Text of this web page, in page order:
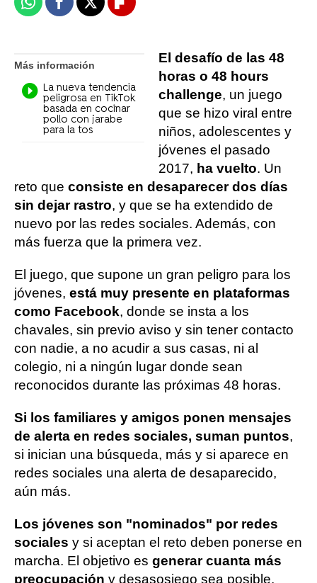
WhatsappFacebook
X Flipboard
Más información
La nueva tendencia
peligrosa en TikTok
basada en cocinar
pollo con jarabe
para la tos
El desafío de las 48
horas o 48 hours
challenge, un juego
que se hizo viral entre
niños, adolescentes y
jóvenes el pasado
2017, ha vuelto. Un
reto que consiste en desaparecer dos días
sin dejar rastro, y que se ha extendido de
nuevo por las redes sociales. Además, con
más fuerza que la primera vez.
El juego, que supone un gran peligro para los
jóvenes, está muy presente en plataformas
como Facebook, donde se insta a los
chavales, sin previo aviso y sin tener contacto
con nadie, a no acudir a sus casas, ni al
colegio, ni a ningún lugar donde sean
reconocidos durante las próximas 48 horas.
Si los familiares y amigos ponen mensajes
de alerta en redes sociales, suman puntos,
si inician una búsqueda, más y si aparece en
redes sociales una alerta de desaparecido,
aún más.
Los jóvenes son "nominados" por redes
sociales y si aceptan el reto deben ponerse en
marcha. El objetivo es generar cuanta más
preocupación y desasosiego sea posible,